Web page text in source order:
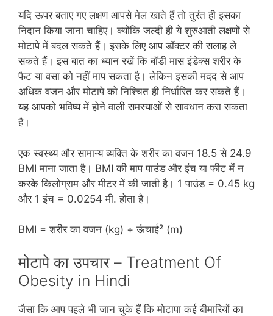
यदि ऊपर बताए गए लक्षण आपसे मेल खाते हैं तो तुरंत ही इसका
निदान किया जाना चाहिए। क्‍योंकि जल्‍दी ही ये शुरुआती लक्षणों से
मोटापे में बदल सकते हैं। इसके लिए आप डॉक्‍टर की सलाह ले
सकते हैं। इस बात का ध्‍यान रखें कि बॉडी मास इंडेक्‍स शरीर के
फैट या वसा को नहीं माप सकता है। लेकिन इसकी मदद से आप
अधिक वजन और मोटापे को निश्चित ही निर्धारित कर सकते हैं।
यह आपको भविष्‍य में होने वाली समस्‍याओं से सावधान करा सकता
है।
एक स्‍वस्‍थ्‍य और सामान्‍य व्‍यक्ति के शरीर का वजन 18.5 से 24.9
BMI माना जाता है। BMI की माप पाउंड और इंच या फीट में न
करके किलोग्राम और मीटर में की जाती है। 1 पाउंड = 0.45 kg
और 1 इंच = 0.0254 मी. होता है।
BMI = शरीर का वजन (kg) ÷ ऊंचाई² (m)
मोटापे का उपचार – Treatment Of
Obesity in Hindi
जैसा कि आप पहले भी जान चुके हैं कि मोटापा कई बीमारियों का